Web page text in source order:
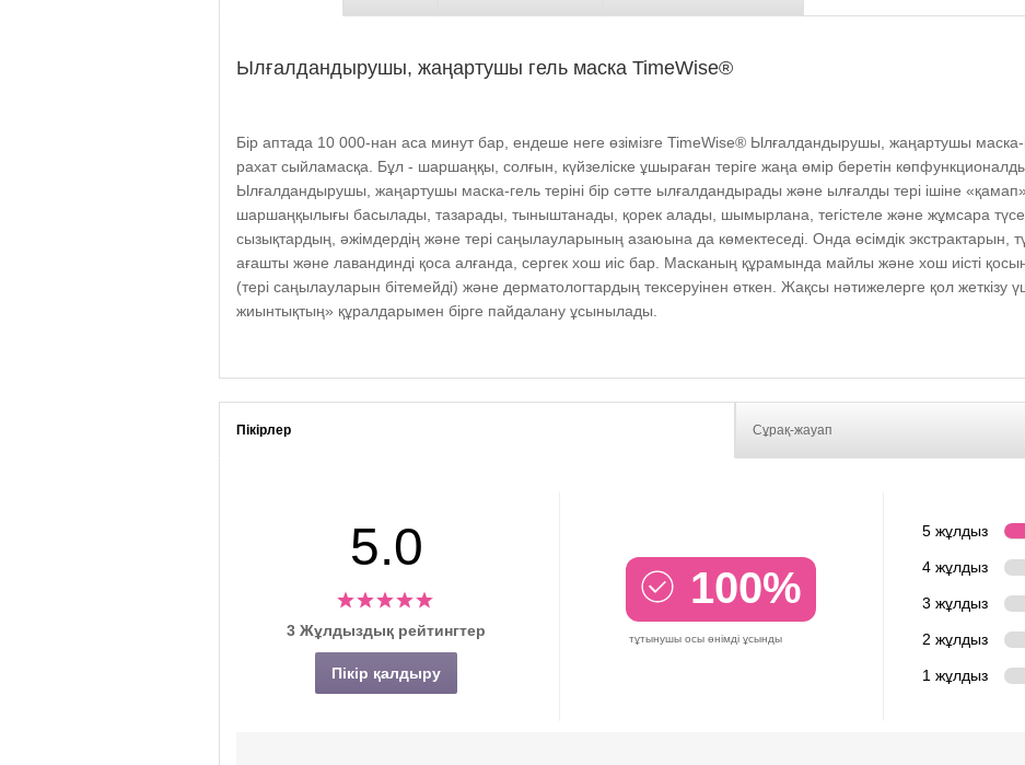
Ылғалдандырушы, жаңартушы гель маска TimeWise®
Бір аптада 10 000-нан аса минут бар, ендеше неге өзімізге TimeWise® Ылғалдандырушы, жаңартушы маска-
рахат сыйламасқа. Бұл - шаршаңқы, солғын, күйзеліске ұшыраған теріге жаңа өмір беретін
Ылғалдандырушы, жаңартушы маска-гель теріні бір сәтте ылғалдандырады және ылғалды тері ішіне
шаршаңқылығы басылады, тазарады, тыныштанады, қорек алады, шымырлана, тегістеле және жұмсара
сызықтардың, әжімдердің және тері саңылауларының азаюына да көмектеседі. Онда өсімдік экстрактарын,
ағашты және лавандинді қоса алғанда, сергек хош иіс бар. Масканың құрамында майлы және хош иісті
(тері саңылауларын бітемейді) және дерматологтардың тексеруінен өткен. Жақсы нәтижелерге қол жеткізу
жиынтықтың» құралдарымен бірге пайдалану ұсынылады.
Пікірлер Сұрақ-жауап
5.0
3 Жұлдыздық рейтингтер
Пікір қалдыру
100%
тұтынушы осы өнімді ұсынды
5 жұлдыз
4 жұлдыз
3 жұлдыз
2 жұлдыз
1 жұлдыз